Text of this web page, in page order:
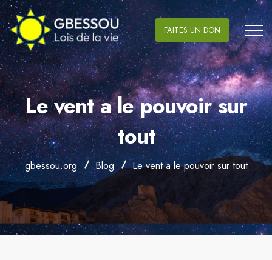
FAITES UN DON
Le vent a le pouvoir sur
tout
gbessou.org Blog Le vent a le pouvoir sur tout